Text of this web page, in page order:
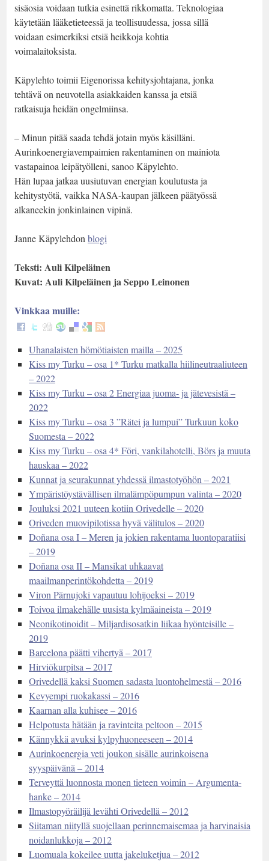
sisäosia voidaan tutkia esinettä rikkomatta. Teknologiaa
käytetään lääketieteessä ja teollisuudessa, jossa sillä
voidaan esimerkiksi etsiä heikkoja kohtia
voimalaitoksista.
Käpylehto toimii Eigenorissa kehitysjohtajana, jonka
tehtävä on neuvotella asiakkaiden kanssa ja etsiä
ratkaisuja heidän ongelmiinsa.
– Minun pitää saada tehdä jotain myös käsilläni.
Aurinkoenergiavempaimien rakentaminen on mainiota
vastapainoa leipätyölleni, sanoo Käpylehto.
Hän lupaa jatkaa uusiutuvan energian koulutusta ja
kehitystyötä, vaikka NASA-kaupan jälkeen päätyössä
alkaneekin jonkinlainen vipinä.
Janne Käpylehdon blogi
Teksti: Auli Kilpeläinen
Kuvat: Auli Kilpeläinen ja Seppo Leinonen
Vinkkaa muille:
Uhanalaisten hömötiaisten mailla – 2025
Kiss my Turku – osa 1* Turku matkalla hiilineutraaliuteen
– 2022
Kiss my Turku – osa 2 Energiaa juoma- ja jätevesistä –
2022
Kiss my Turku – osa 3 ”Rätei ja lumpui” Turkuun koko
Suomesta – 2022
Kiss my Turku – osa 4* Föri, vankilahotelli, Börs ja muuta
hauskaa – 2022
Kunnat ja seurakunnat yhdessä ilmastotyöhön – 2021
Ympäristöystävällisen ilmalämpöpumpun valinta – 2020
Jouluksi 2021 uuteen kotiin Orivedelle – 2020
Oriveden muovipilotissa hyvä välitulos – 2020
Doñana osa I – Meren ja jokien rakentama luontoparatiisi
– 2019
Doñana osa II – Mansikat uhkaavat
maailmanperintökohdetta – 2019
Viron Pärnujoki vapautuu lohijoeksi – 2019
Toivoa ilmakehälle uusista kylmäaineista – 2019
Neonikotinoidit – Miljardisosatkin liikaa hyönteisille –
2019
Barcelona päätti vihertyä – 2017
Hirviökurpitsa – 2017
Orivedellä kaksi Suomen sadasta luontohelmestä – 2016
Kevyempi ruokakassi – 2016
Kaarnan alla kuhisee – 2016
Helpotusta hätään ja ravinteita peltoon – 2015
Kännykkä avuksi kylpyhuoneeseen – 2014
Aurinkoenergia veti joukon sisälle aurinkoisena
syyspäivänä – 2014
Terveyttä luonnosta monen tieteen voimin – Argumenta-
hanke – 2014
Ilmastopyöräilijä levähti Orivedellä – 2012
Siitaman niityllä suojellaan perinnemaisemaa ja harvinaisia
noidanlukkoja – 2012
Luomuala kokeilee uutta jakeluketjua – 2012